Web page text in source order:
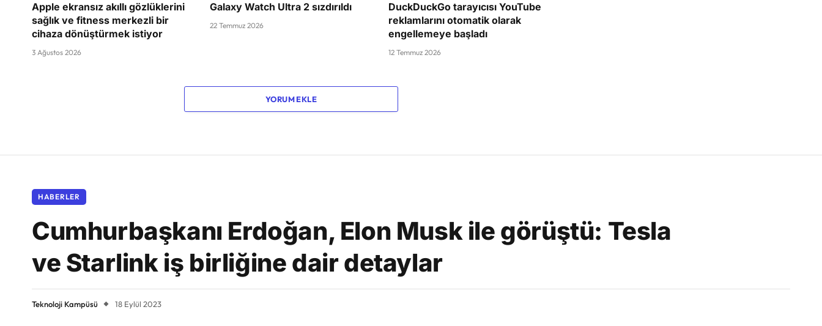
Apple ekransız akıllı gözlüklerini
sağlık ve fitness merkezli bir
cihaza dönüştürmek istiyor
3 Ağustos 2026
Galaxy Watch Ultra 2 sızdırıldı
22 Temmuz 2026
DuckDuckGo tarayıcısı YouTube
reklamlarını otomatik olarak
engellemeye başladı
12 Temmuz 2026
YORUM EKLE
HABERLER
Cumhurbaşkanı Erdoğan, Elon Musk ile görüştü: Tesla
ve Starlink iş birliğine dair detaylar
Teknoloji Kampüsü 18 Eylül 2023